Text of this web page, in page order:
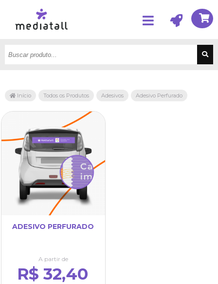
Início Todos os Produtos Adesivos Adesivo Perfurado
ADESIVO PERFURADO
A partir de
R$ 32,40